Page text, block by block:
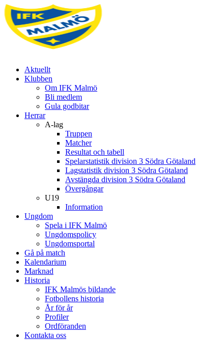
Aktuellt
Klubben
Om IFK Malmö
Bli medlem
Gula godbitar
Herrar
A-lag
Truppen
Matcher
Resultat och tabell
Spelarstatistik division 3 Södra Götaland
Lagstatistik division 3 Södra Götaland
Avstängda division 3 Södra Götaland
Övergångar
U19
Information
Ungdom
Spela i IFK Malmö
Ungdomspolicy
Ungdomsportal
Gå på match
Kalendarium
Marknad
Historia
IFK Malmös bildande
Fotbollens historia
År för år
Profiler
Ordföranden
Kontakta oss